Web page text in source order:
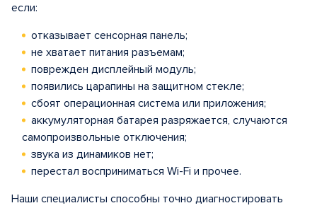
если:
отказывает сенсорная панель;
не хватает питания разъемам;
поврежден дисплейный модуль;
появились царапины на защитном стекле;
сбоят операционная система или приложения;
аккумуляторная батарея разряжается, случаются
самопроизвольные отключения;
звука из динамиков нет;
перестал восприниматься Wi-Fi и прочее.
Наши специалисты способны точно диагностировать